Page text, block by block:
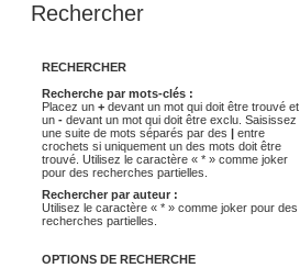
Rechercher
RECHERCHER
Recherche par mots-clés :
Placez un + devant un mot qui doit être trouvé et
un - devant un mot qui doit être exclu. Saisissez
une suite de mots séparés par des | entre
crochets si uniquement un des mots doit être
trouvé. Utilisez le caractère « * » comme joker
pour des recherches partielles.
Rechercher par auteur :
Utilisez le caractère « * » comme joker pour des
recherches partielles.
OPTIONS DE RECHERCHE